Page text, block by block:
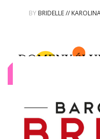
BY BRIDELLE //